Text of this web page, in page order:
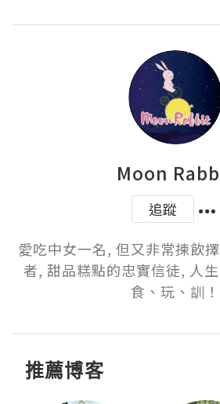
Moon
追蹤
愛吃中女一名, 但又非常揀飲
者, 甜品糕點的忠實信徒, 人
食、玩、訓！
推薦博客